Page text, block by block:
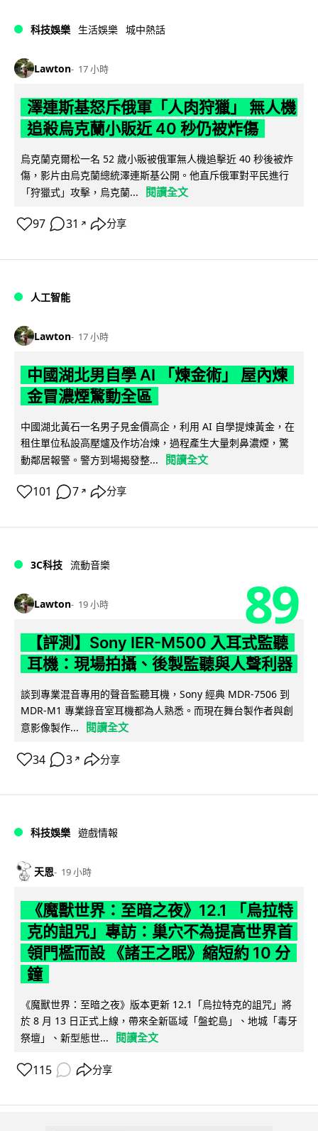
科技娛樂 生活娛樂 城中熱話
Lawton 17 小時
澤連斯基怒斥俄軍「人肉狩獵」 無人機
追殺烏克蘭小販近 40 秒仍被炸傷
烏克蘭克爾松一名 52 歲小販被俄軍無人機追擊近 40 秒後被炸
傷，影片由烏克蘭總統澤連斯基公開。他直斥俄軍對平民進行
「狩獵式」攻擊，烏克蘭...
閱讀全文
97 31 ↗ 分享
人工智能
Lawton 17 小時
中國湖北男自學 AI 「煉金術」 屋內煉
金冒濃煙驚動全區
中國湖北黃石一名男子見金價高企，利用 AI 自學提煉黃金，在
租住單位私設高壓爐及作坊冶煉，過程產生大量刺鼻濃煙，驚
動鄰居報警。警方到場揭發整...
閱讀全文
101 7 ↗ 分享
3C科技 流動音樂
Lawton 19 小時 89
【評測】Sony IER-M500 入耳式監聽
耳機：現場拍攝、後製監聽與人聲利器
談到專業混音專用的聲音監聽耳機，Sony 經典 MDR-7506 到
MDR-M1 專業錄音室耳機都為人熟悉。而現在舞台製作者與創
意影像製作...
閱讀全文
34 3 ↗ 分享
科技娛樂 遊戲情報
天恩 19 小時
《魔獸世界：至暗之夜》12.1 「烏拉特
克的詛咒」專訪：巢穴不為提高世界首
領門檻而設 《諸王之眠》縮短約 10 分
鐘
《魔獸世界：至暗之夜》版本更新 12.1「烏拉特克的詛咒」將
於 8 月 13 日正式上線，帶來全新區域「盤蛇島」、地城「毒牙
祭壇」、新型態世...
閱讀全文
115 分享